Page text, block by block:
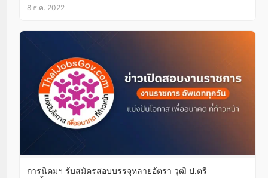
8 ธ.ค. 2022
การนิคมฯ รับสมัครสอบบรรจุหลายอัตรา วุฒิ ป.ตรี